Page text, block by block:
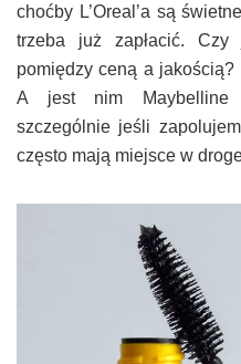
choćby L’Oreal’a są
trzeba już zapłacić.
pomiędzy ceną a jakością?
A jest nim Maybelline
szczególnie jeśli
często mają miejsce w